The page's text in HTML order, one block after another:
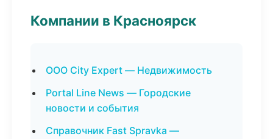
Компании в Красноярск
ООО City Expert — Недвижимость
Portal Line News — Городские
новости и события
Справочник Fast Spravka —